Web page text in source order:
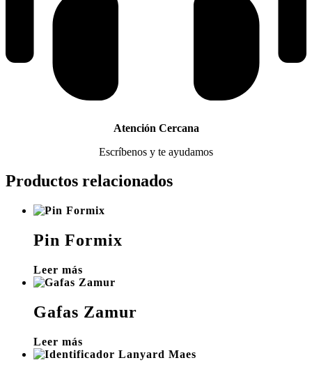
Atención Cercana
Escríbenos y te ayudamos
Productos relacionados
Pin Formix
Leer más
Gafas Zamur
Leer más